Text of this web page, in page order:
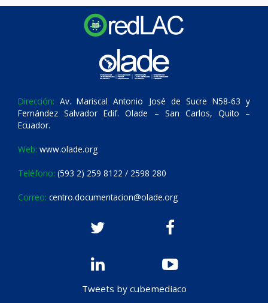
Dirección: Av. Mariscal Antonio José de Sucre N58-63 y
Fernández Salvador Edif. Olade – San Carlos, Quito –
Ecuador.
Web: www.olade.org
Teléfono: (593 2) 259 8122 / 2598 280
Correo: centro.documentacion@olade.org
Tweets by cubemediaco